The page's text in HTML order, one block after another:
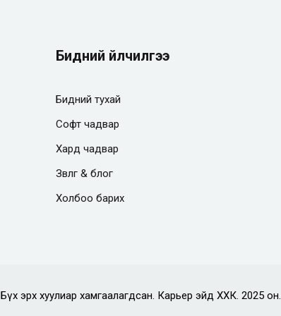
Бидний үйлчилгээ
Бидний тухай
Софт чадвар
Хард чадвар
Зөвлөгөө & блог
Холбоо барих
Бүх эрх хуулиар хамгаалагдсан. Карьер эйд ХХК. 2025 он.